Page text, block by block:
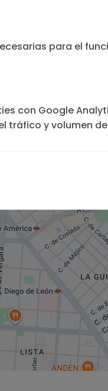
para el
con Google
tráfico y volumen